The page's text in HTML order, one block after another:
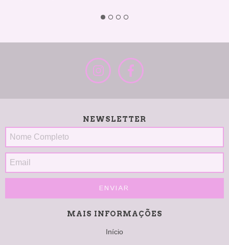
NEWSLETTER
MAIS INFORMAÇÕES
Início